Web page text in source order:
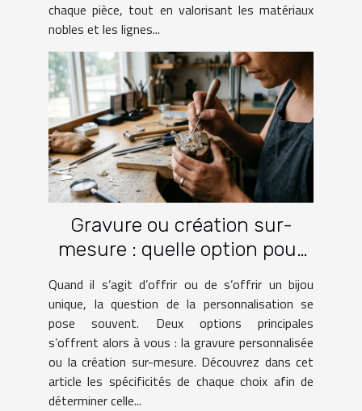
chaque pièce, tout en valorisant les matériaux
nobles et les lignes...
Gravure ou création sur-
mesure : quelle option pour
Quand il s’agit d’offrir ou de s’offrir un bijou
unique, la question de la personnalisation se
pose souvent. Deux options principales
s’offrent alors à vous : la gravure personnalisée
ou la création sur-mesure. Découvrez dans cet
article les spécificités de chaque choix afin de
déterminer celle...